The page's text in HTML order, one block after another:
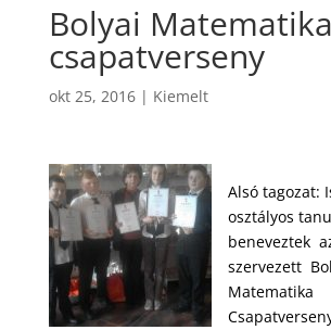
Bolyai Matematika
csapatverseny
okt 25, 2016| Kiemelt
Alsó tagozat:
osztályos
beneveztek
szervezett
Matematika